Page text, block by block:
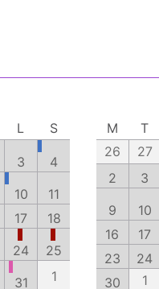
L
S
3
4
10
11
17
18
24
25
31 1
M
T
26
27
2
3
9
10
16
17
23
24
30
1